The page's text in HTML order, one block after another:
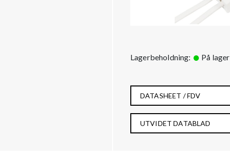
Lagerbeholdning: På lager
DATASHEET / FDV
UTVIDET DATABLAD